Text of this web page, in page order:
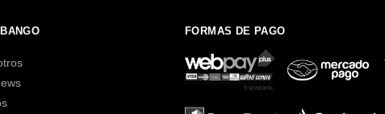
FORMAS DE PAGO